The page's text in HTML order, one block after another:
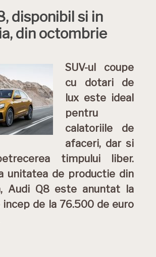
disponibil si in
din octombrie
SUV-ul coupe
cu dotari de
lux este ideal
pentru
calatoriile de
afaceri, dar si
timpului liber.
unitatea de productie din
Audi Q8 este anuntat la
de la 76.500 de euro